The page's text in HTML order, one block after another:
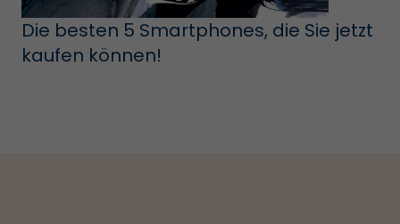
Die besten 5 Smartphones, die Sie jetzt
kaufen können!